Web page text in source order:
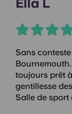
Sans
toujours prêt
gentillesse
Salle de sport